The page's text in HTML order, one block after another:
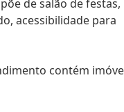
de salão de festas,
acessibilidade para
contém